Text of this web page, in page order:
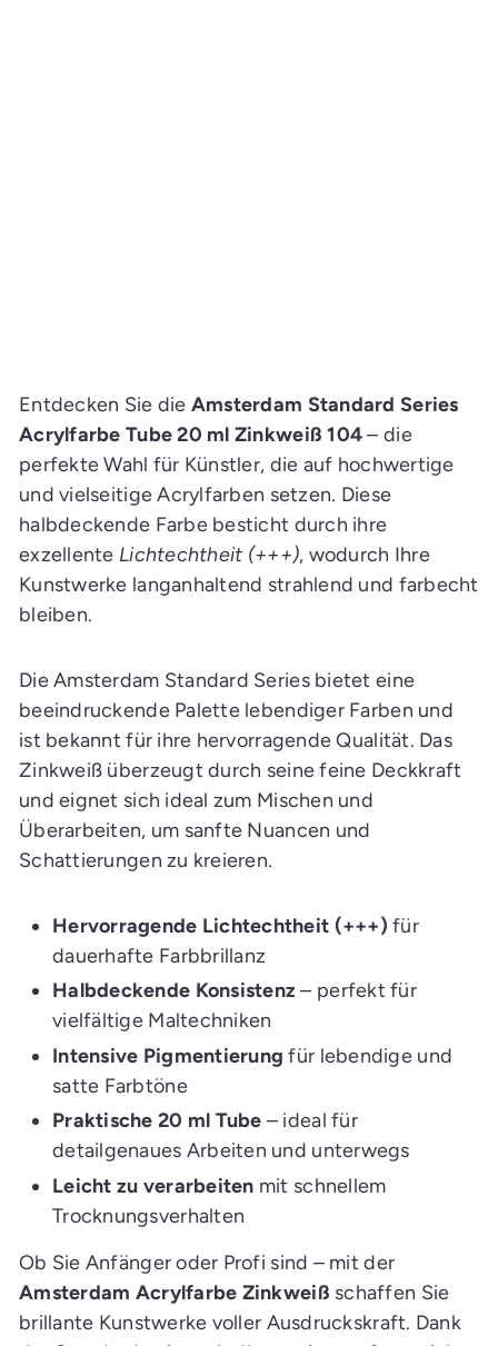
n
k
a
u
s
a
g
e
n
l
Entdecken Sie die Amsterdam Standard Series
Acrylfarbe Tube 20 ml Zinkweiß 104– die
perfekte Wahl für Künstler, die auf hochwertige
und vielseitige Acrylfarben setzen. Diese
halbdeckende Farbe besticht durch ihre
exzellente Lichtechtheit (+++), wodurch Ihre
Kunstwerke langanhaltend strahlend und farbecht
bleiben.
Die Amsterdam Standard Series bietet eine
beeindruckende Palette lebendiger Farben und
ist bekannt für ihre hervorragende Qualität. Das
Zinkweiß überzeugt durch seine feine Deckkraft
und eignet sich ideal zum Mischen und
Überarbeiten, um sanfte Nuancen und
Schattierungen zu kreieren.
Hervorragende Lichtechtheit (+++) für
dauerhafte Farbbrillanz
Halbdeckende Konsistenz – perfekt für
vielfältige Maltechniken
Intensive Pigmentierung für lebendige und
satte Farbtöne
Praktische 20 ml Tube – ideal für
detailgenaues Arbeiten und unterwegs
Leicht zu verarbeiten mit schnellem
Trocknungsverhalten
Ob Sie Anfänger oder Profi sind – mit der
Amsterdam Acrylfarbe Zinkweiß schaffen Sie
brillante Kunstwerke voller Ausdruckskraft. Dank